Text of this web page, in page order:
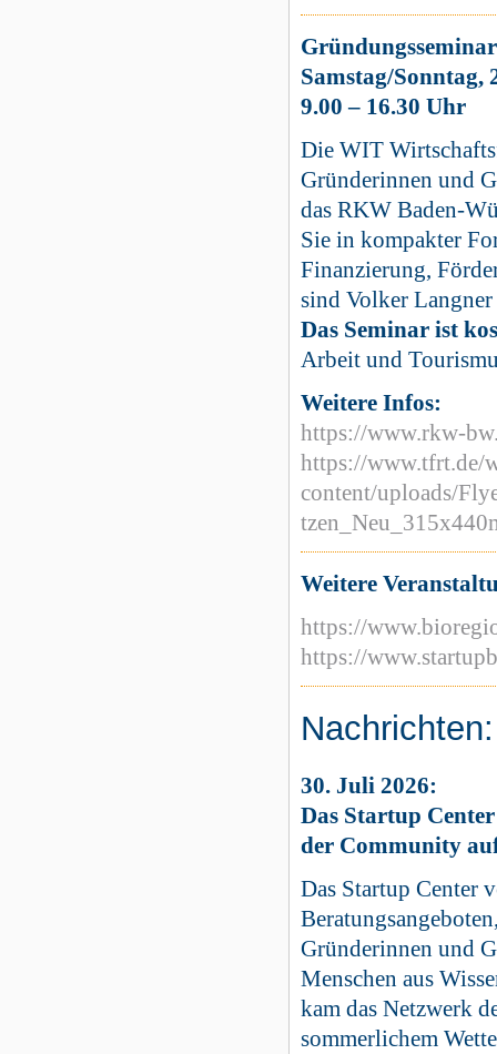
Samstag/Sonntag,
9.00 – 16.30 Uhr
Die WIT
Gründerinnen und
das RKW Baden-
Sie in kompakter
Finanzierung,
sind Volker
Das Seminar ist
Arbeit und
Weitere Infos:
https://www.rkw-
https://www.tfrt.de/
content/uploads/
Weitere
https://
https://
Nachrichten:
30. Juli 2026:
Das Startup
der Community
Das Startup Center
Gründerinnen und
Menschen aus
kam das Netzwerk
sommerlichem